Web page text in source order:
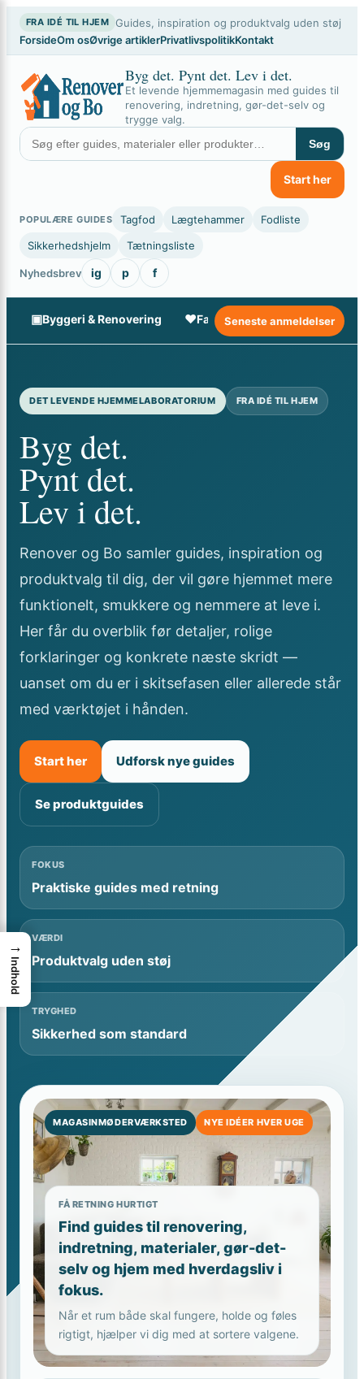
Spring
indhold
FRA IDÉ TIL HJEM Guides, inspiration og produktvalg uden støj
ForsideOm osØvrige artiklerPrivatlivspolitikKontakt
Byg det. Pynt det. Lev i det.
Et levende hjemmemagasin med guides til
renovering, indretning, gør-det-selv og
trygge valg.
Søg
Start her
POPULÆRE GUIDES Tagfod Lægtehammer
Fodliste
Sikkerhedshjelm
Tætningsliste
Nyhedsbrev ig p f
▣Byggeri & Renovering ♥Familie & Livsstil ✦Gør-
Seneste anmeldelser
DET LEVENDE HJEMMELABORATORIUM FRA IDÉ TIL HJEM
Byg det.
Pynt det.
Lev i det.
Renover og Bo samler guides, inspiration og
produktvalg til dig, der vil gøre hjemmet mere
funktionelt, smukkere og nemmere at leve i.
Her får du overblik før detaljer, rolige
forklaringer og konkrete næste skridt —
uanset om du er i skitsefasen eller allerede står
med værktøjet i hånden.
Start her Udforsk nye guides
Se produktguides
FOKUS
Praktiske guides med retning
VÆRDI
Produktvalg uden støj
TRYGHED
Sikkerhed som standard
MAGASINMØDERVÆRKSTED NYE IDÉER HVER UGE
FÅ RETNING HURTIGT
Find guides til renovering,
indretning, materialer, gør-det-
selv og hjem med hverdagsliv i
fokus.
Når et rum både skal fungere, holde og føles
rigtigt, hjælper vi dig med at sortere valgene.
→
Indhold